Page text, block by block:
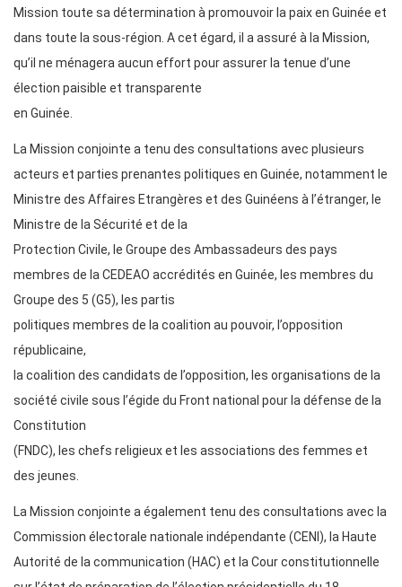
Mission toute sa détermination à promouvoir la paix en Guinée et
dans toute la sous-région. A cet égard, il a assuré à la Mission,
qu’il ne ménagera aucun effort pour assurer la tenue d’une
élection paisible et transparente
en Guinée.
La Mission conjointe a tenu des consultations avec plusieurs
acteurs et parties prenantes politiques en Guinée, notamment le
Ministre des Affaires Etrangères et des Guinéens à l’étranger, le
Ministre de la Sécurité et de la
Protection Civile, le Groupe des Ambassadeurs des pays
membres de la CEDEAO accrédités en Guinée, les membres du
Groupe des 5 (G5), les partis
politiques membres de la coalition au pouvoir, l’opposition
républicaine,
la coalition des candidats de l’opposition, les organisations de la
société civile sous l’égide du Front national pour la défense de la
Constitution
(FNDC), les chefs religieux et les associations des femmes et
des jeunes.
La Mission conjointe a également tenu des consultations avec la
Commission électorale nationale indépendante (CENI), la Haute
Autorité de la communication (HAC) et la Cour constitutionnelle